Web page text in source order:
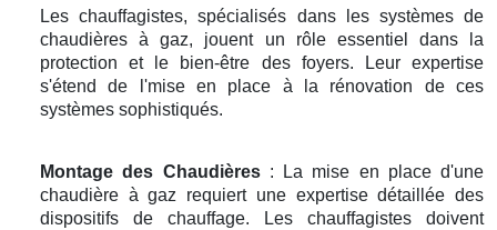
Les chauffagistes, spécialisés dans les systèmes de
chaudières à gaz, jouent un rôle essentiel dans la
protection et le bien-être des foyers. Leur expertise
s'étend de l'mise en place à la rénovation de ces
systèmes sophistiqués.
Montage des Chaudières: La mise en place d'une
chaudière à gaz requiert une expertise détaillée des
dispositifs de chauffage. Les chauffagistes doivent